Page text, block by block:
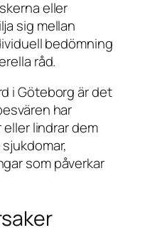
eller
sig mellan
bedömning
råd.
i Göteborg är det
har
lindrar dem
som påverkar